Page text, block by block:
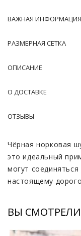
ВАЖНАЯ ИНФОРМАЦИЯ
РАЗМЕРНАЯ СЕТКА
ОПИСАНИЕ
О ДОСТАВКЕ
ОТЗЫВЫ
Чёрная норковая
это идеальный
могут
настоящему
ровным,
цельного силуэта.
ВЫ СМОТРЕЛИ